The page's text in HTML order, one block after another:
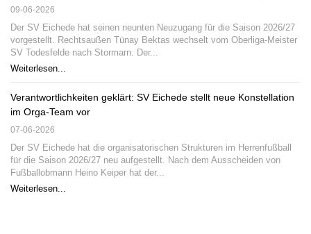
09-06-2026
Der SV Eichede hat seinen neunten Neuzugang für die Saison 2026/27
vorgestellt. Rechtsaußen Tünay Bektas wechselt vom Oberliga-Meister
SV Todesfelde nach Stormarn. Der...
Weiterlesen...
Verantwortlichkeiten geklärt: SV Eichede stellt neue Konstellation
im Orga-Team vor
07-06-2026
Der SV Eichede hat die organisatorischen Strukturen im Herrenfußball
für die Saison 2026/27 neu aufgestellt. Nach dem Ausscheiden von
Fußballobmann Heino Keiper hat der...
Weiterlesen...